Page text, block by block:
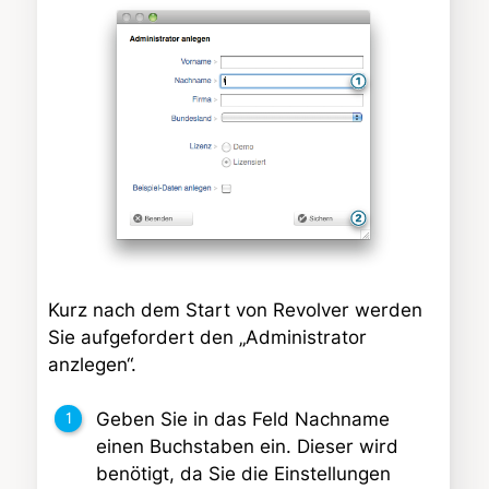
Kurz nach dem Start von Revolver werden
Sie aufgefordert den „Administrator
anzlegen“.
Geben Sie in das Feld Nachname
einen Buchstaben ein. Dieser wird
benötigt, da Sie die Einstellungen